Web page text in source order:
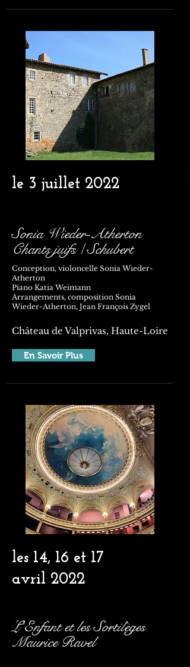
le 3 juillet 2022
Sonia Wieder-Atherton
Chants juifs / Schubert
Conception, violoncelle Sonia Wieder-
Atherton
Piano Katia Weimann
Arrangements, composition Sonia
Wieder-Atherton, Jean François Zygel
Château de Valprivas, Haute-Loire
En Savoir Plus
les 14, 16 et 17
avril 2022
L'Enfant et les Sortilèges
Maurice Ravel